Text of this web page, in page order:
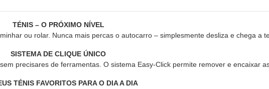
TÉNIS – O PRÓXIMO NÍVEL
ou rolar. Nunca mais percas o autocarro – simplesmente desliza e chega a
SISTEMA DE CLIQUE ÚNICO
precisares de ferramentas. O sistema Easy-Click permite remover e encaixar
TÉNIS FAVORITOS PARA O DIA A DIA